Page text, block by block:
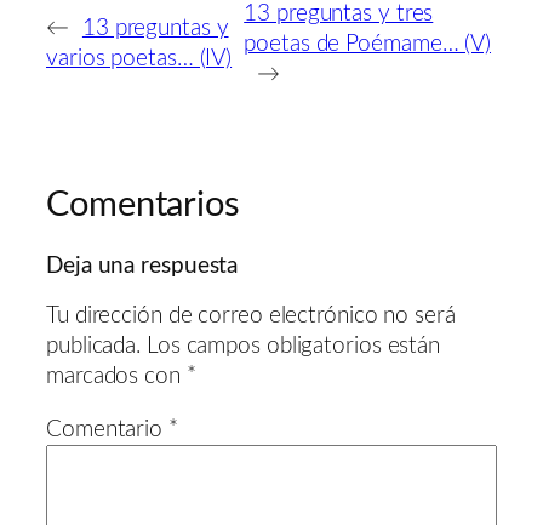
←
13 preguntas y
varios poetas… (IV)
13 preguntas y tres
poetas de Poémame… (V)
→
Comentarios
Deja una respuesta
Tu dirección de correo electrónico no será
publicada. Los campos obligatorios están
marcados con *
Comentario *